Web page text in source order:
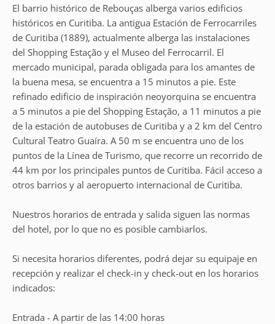
El barrio histórico de Rebouças alberga varios edificios
históricos en Curitiba. La antigua Estación de Ferrocarriles
de Curitiba (1889), actualmente alberga las instalaciones
del Shopping Estação y el Museo del Ferrocarril. El
mercado municipal, parada obligada para los amantes de
la buena mesa, se encuentra a 15 minutos a pie. Este
refinado edificio de inspiración neoyorquina se encuentra
a 5 minutos a pie del Shopping Estação, a 11 minutos a pie
de la estación de autobuses de Curitiba y a 2 km del Centro
Cultural Teatro Guaíra. A 50 m se encuentra uno de los
puntos de la Línea de Turismo, que recorre un recorrido de
44 km por los principales puntos de Curitiba. Fácil acceso a
otros barrios y al aeropuerto internacional de Curitiba.
Nuestros horarios de entrada y salida siguen las normas
del hotel, por lo que no es posible cambiarlos.
Si necesita horarios diferentes, podrá dejar su equipaje en
recepción y realizar el check-in y check-out en los horarios
indicados:
Entrada - A partir de las 14:00 horas